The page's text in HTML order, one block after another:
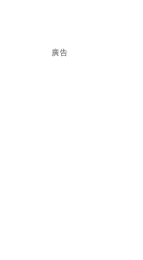
廣告